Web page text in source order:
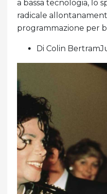
a bassa tecnologia, lo
radicale
programmazione per
Di Colin